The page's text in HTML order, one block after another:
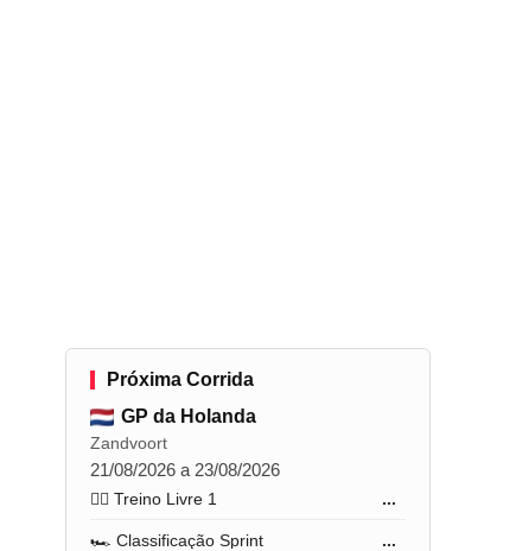
Próxima Corrida
GP da Holanda
Zandvoort
21/08/2026 a 23/08/2026
🏋️‍♂️ Treino Livre 1 ...
🏎️ Classificação Sprint ...